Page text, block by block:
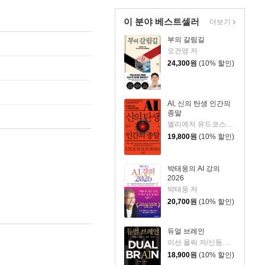
이 분야 베스트셀러
부의 갈림길
오건영 저
24,300원 (10% 할인)
AI, 신의 탄생 인간의
종말
엘리에저 유드코스키,네이트 소아레스 공저/고영훈 역
19,800원 (10% 할인)
박태웅의 AI 강의
2026
박태웅 저
20,700원 (10% 할인)
듀얼 브레인
18,900원 (10% 할인)
더보기